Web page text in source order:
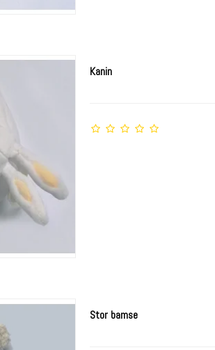
Kanin
Stor bamse